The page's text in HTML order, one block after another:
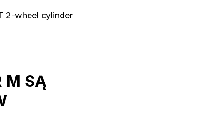
2-wheel cylinder
M SĄ